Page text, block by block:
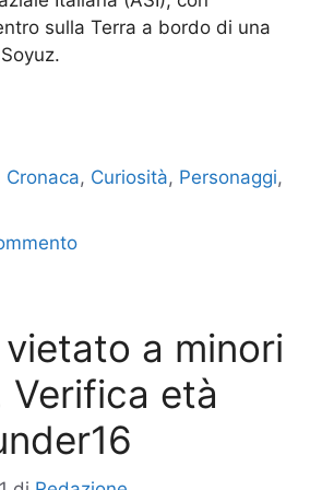
sulla Terra a bordo di una
Cronaca, Curiosità, Personaggi,
a minori
Verifica età